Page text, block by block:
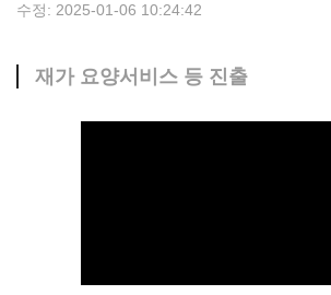
수정: 2025-01-06 10:24:42
재가 요양서비스 등 진출